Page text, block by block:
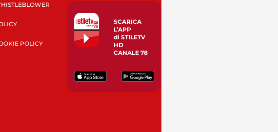
POLICY
SCARICA
L’APP
di STILETV
HD
CANALE 78